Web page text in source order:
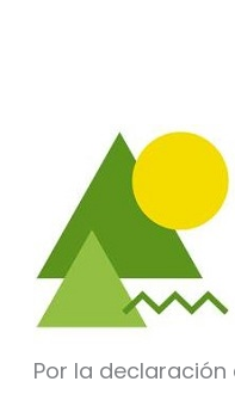
Por la declaración